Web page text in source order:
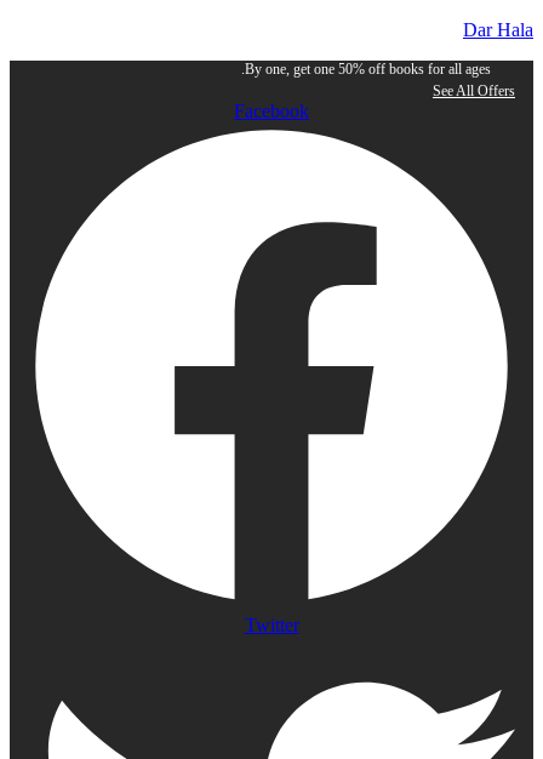
Dar Hala
By one, get one 50% off books for all ages.
See All Offers
Facebook
Twitter